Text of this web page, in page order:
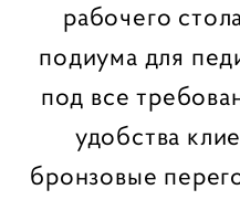
рабочего
подиума для
под все
удобства
бронзовые